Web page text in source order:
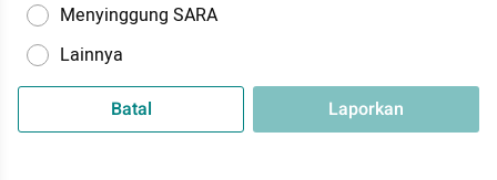
Menyinggung SARA
Lainnya
Batal Laporkan